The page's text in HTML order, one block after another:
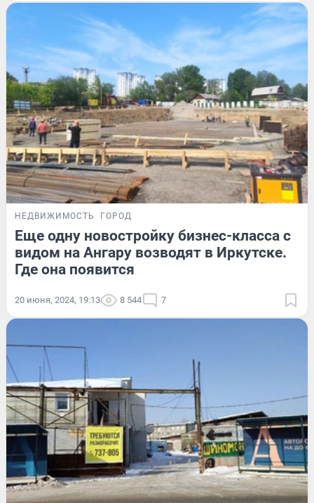
НЕДВИЖИМОСТЬ ГОРОД
Еще одну новостройку бизнес-класса с
видом на Ангару возводят в Иркутске.
Где она появится
20 июня, 2024, 19:13 8 544 7